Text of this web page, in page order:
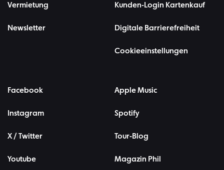
Vermietung
Newsletter
Kunden-Login Kartenkauf
Digitale Barrierefreiheit
Cookieeinstellungen
Facebook
Instagram
X / Twitter
Youtube
Apple Music
Spotify
Tour-Blog
Magazin Phil